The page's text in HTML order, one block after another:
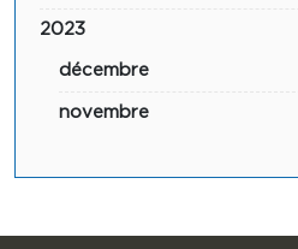
2023
décembre
novembre